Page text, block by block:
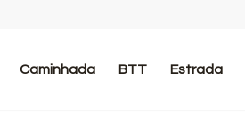
Caminhada BTT Estrada